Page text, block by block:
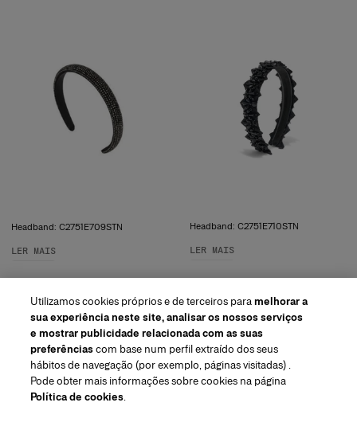
Headband: C2751E709STN
LER MAIS
Headband: C2751E710STN
LER MAIS
Região/Idioma
Utilizamos cookies próprios e de terceiros paramelhorar a
sua experiência neste site, analisar os nossos serviços
e mostrar publicidade relacionada com as suas
preferênciascom base num perfil extraído dos seus
hábitos de navegação (por exemplo, páginas visitadas) .
Pode obter mais informações sobre cookies na página
Política de cookies.